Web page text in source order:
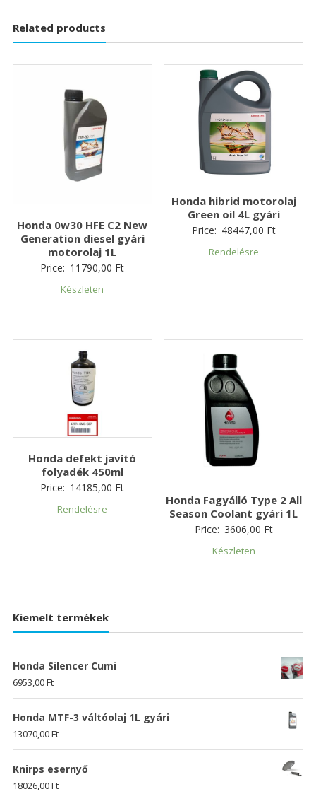
Related products
Honda 0w30 HFE C2 New
Generation diesel gyári
motorolaj 1L
Price: 11790,00 Ft
Készleten
Honda hibrid motorolaj
Green oil 4L gyári
Price: 48447,00 Ft
Rendelésre
Honda defekt javító
folyadék 450ml
Price: 14185,00 Ft
Rendelésre
Honda Fagyálló Type 2 All
Season Coolant gyári 1L
Price: 3606,00 Ft
Készleten
Kiemelt termékek
Honda Silencer Cumi
6953,00Ft
Honda MTF-3 váltóolaj 1L gyári
13070,00Ft
Knirps esernyő
18026,00Ft